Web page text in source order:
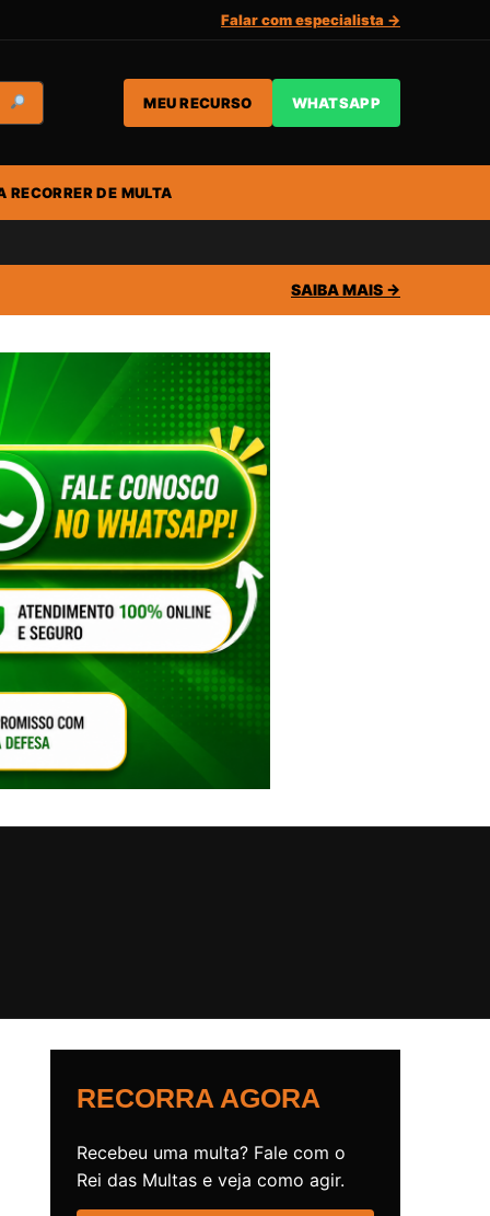
Falar com especialista →
MEU RECURSO WHATSAPP
RECORRER DE MULTA
SAIBA MAIS →
RECORRA AGORA
Recebeu uma multa? Fale com o
Rei das Multas e veja como agir.